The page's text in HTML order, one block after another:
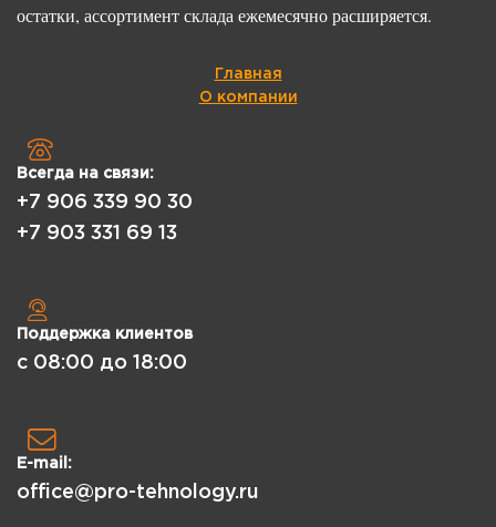
остатки, ассортимент склада ежемесячно расширяется.
Главная
О компании
Всегда на связи:
+7 906 339 90 30
+7 903 331 69 13
Поддержка клиентов
с 08:00 до 18:00
E-mail:
office@pro-tehnology.ru